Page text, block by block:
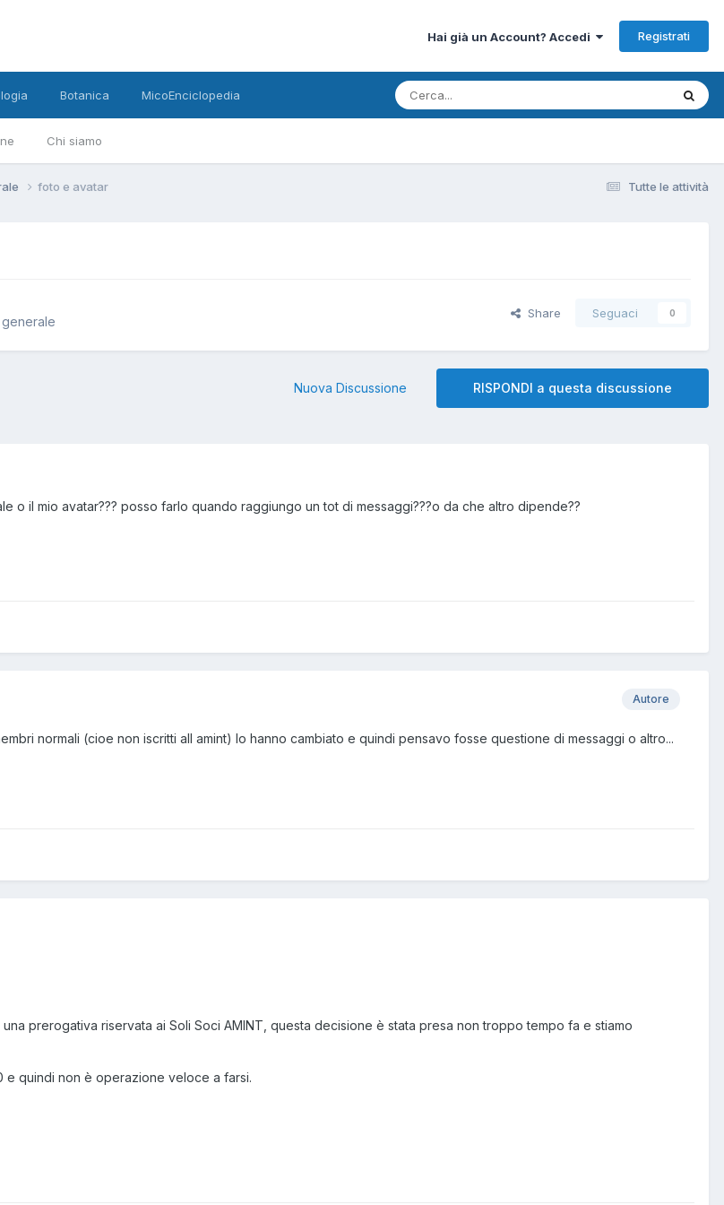
Hai già un Account? Accedi Registrati
Chi siamo
Botanica MicoEnciclopedia
Tutte le attività
foto e avatar
Share Seguaci 0
RISPONDI a questa discussione
Nuova Discussione
o il mio avatar??? posso farlo quando raggiungo un tot di messaggi???o da che altro dipende??
Autore
normali (cioe non iscritti all amint) lo hanno cambiato e quindi pensavo fosse questione di messaggi o altro...
prerogativa riservata ai Soli Soci AMINT, questa decisione è stata presa non troppo tempo fa e stiamo
e quindi non è operazione veloce a farsi.